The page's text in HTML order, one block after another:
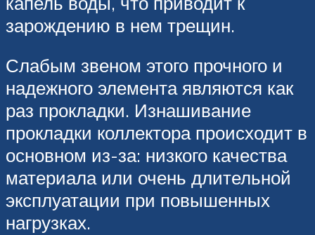
зарождению в нем трещин.
Слабым звеном этого прочного и
надежного элемента являются как
раз прокладки. Изнашивание
прокладки коллектора происходит в
основном из-за: низкого качества
материала или очень длительной
эксплуатации при повышенных
нагрузках.